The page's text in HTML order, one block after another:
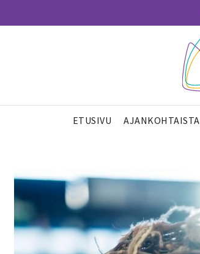
ETUSIVU AJANKOHTAISTA